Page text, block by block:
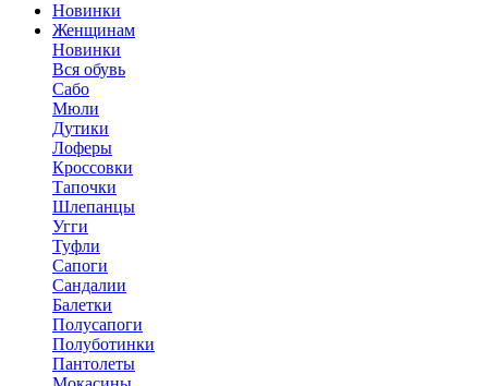
Новинки
Женщинам
Новинки
Вся обувь
Сабо
Мюли
Дутики
Лоферы
Кроссовки
Тапочки
Шлепанцы
Угги
Туфли
Сапоги
Сандалии
Балетки
Полусапоги
Полуботинки
Пантолеты